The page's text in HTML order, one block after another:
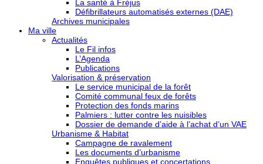
La santé à Fréjus
Défibrillateurs automatisés externes (DAE)
Archives municipales
Ma ville
Actualités
Le Fil infos
L’Agenda
Publications
Valorisation & préservation
Le service municipal de la forêt
Comité communal feux de forêts
Protection des fonds marins
Palmiers : lutter contre les nuisibles
Dossier de demande d’aide à l’achat d’un VAE
Urbanisme & Habitat
Campagne de ravalement
Les documents d’urbanisme
Enquêtes publiques et concertations